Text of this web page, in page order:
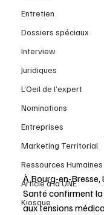
Entretien
Dossiers spéciaux
Interview
Juridiques
L’Oeil de l’expert
Nominations
Entreprises
Marketing Territorial
Ressources Humaines
Article à la UNE
Kiosque
À Bourg-en-Bresse,
Santé confirment
aux tensions